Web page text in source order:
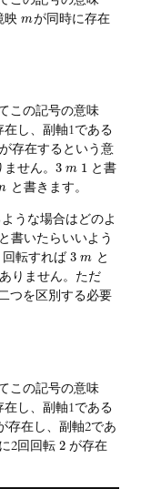
映 mが同時に存在
この記号の意味
し、副軸1である
が存在するという意
せん。 3 m 1 と書
と書きます。
うな場合はどのよ
と書いたらいいよう
転すれば3 m と
りません。ただ
つを区別する必要
この記号の意味
し、副軸1である
存在し、副軸2であ
2回回転2 が存在